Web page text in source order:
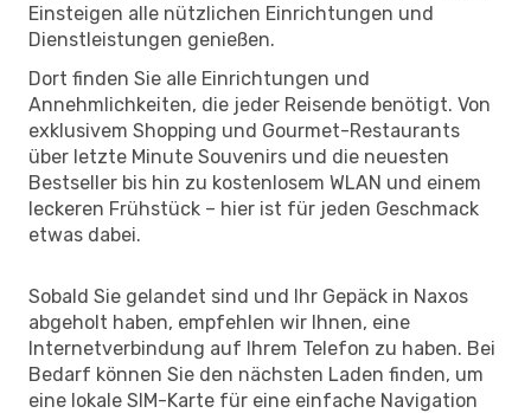
Einsteigen alle nützlichen Einrichtungen und
Dienstleistungen genießen.
Dort finden Sie alle Einrichtungen und
Annehmlichkeiten, die jeder Reisende benötigt. Von
exklusivem Shopping und Gourmet-Restaurants
über letzte Minute Souvenirs und die neuesten
Bestseller bis hin zu kostenlosem WLAN und einem
leckeren Frühstück – hier ist für jeden Geschmack
etwas dabei.
Sobald Sie gelandet sind und Ihr Gepäck in Naxos
abgeholt haben, empfehlen wir Ihnen, eine
Internetverbindung auf Ihrem Telefon zu haben. Bei
Bedarf können Sie den nächsten Laden finden, um
eine lokale SIM-Karte für eine einfache Navigation